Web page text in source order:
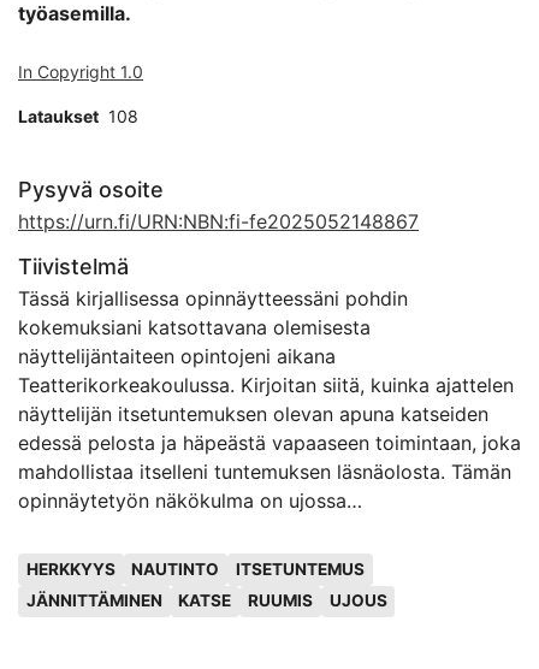
työasemilla.
In Copyright 1.0
Lataukset 108
Pysyvä osoite
https://urn.fi/URN:NBN:fi-fe2025052148867
Tiivistelmä
Tässä kirjallisessa opinnäytteessäni pohdin
kokemuksiani katsottavana olemisesta
näyttelijäntaiteen opintojeni aikana
Teatterikorkeakoulussa. Kirjoitan siitä, kuinka ajattelen
näyttelijän itsetuntemuksen olevan apuna katseiden
edessä pelosta ja häpeästä vapaaseen toimintaan, joka
mahdollistaa itselleni tuntemuksen läsnäolosta. Tämän
opinnäytetyön näkökulma on ujossa
Avaan pohdintaani siitä, kuinka yrittämällä ymmärtää
tämän persoonallisuuspiirteen toimintatapoja, kykenen
HERKKYYS NAUTINTO
ITSETUNTEMUS
JÄNNITTÄMINEN
KATSE RUUMIS UJOUS